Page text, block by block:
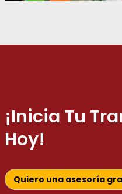
¡Inicia Tu
Hoy!
Quiero una asesoría